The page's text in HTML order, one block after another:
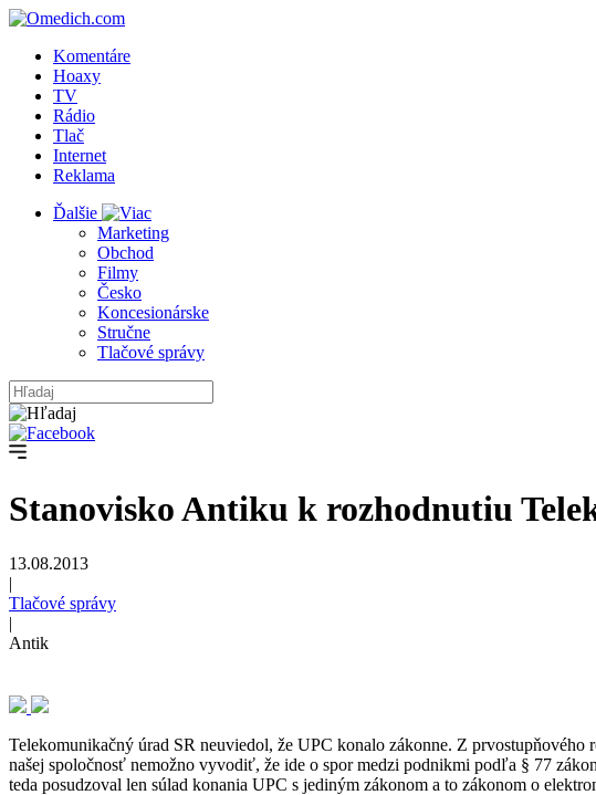
Komentáre
Hoaxy
TV
Rádio
Tlač
Internet
Reklama
Ďalšie
Marketing
Obchod
Filmy
Česko
Koncesionárske
Stručne
Tlačové správy
Stanovisko Antiku k rozhodnutiu
13.08.2013
|
Tlačové správy
|
Antik
Telekomunikačný úrad SR neuviedol, že UPC konalo zákonne. Z
našej spoločnosť nemožno vyvodiť, že ide o spor medzi podnikmi podľa § 77
teda posudzoval len súlad konania UPC s jediným zákonom a to zákonom o